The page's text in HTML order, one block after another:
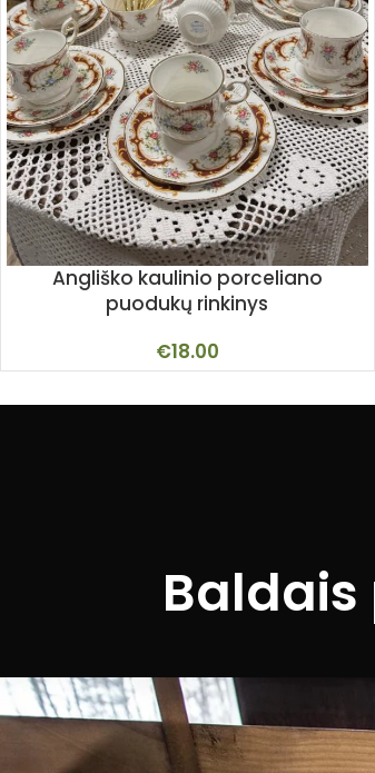
Angliško kaulinio porceliano
puodukų rinkinys
€18.00